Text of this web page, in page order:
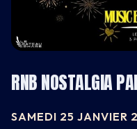
RNB NOSTALGIA
SAMEDI 25 JANVIER